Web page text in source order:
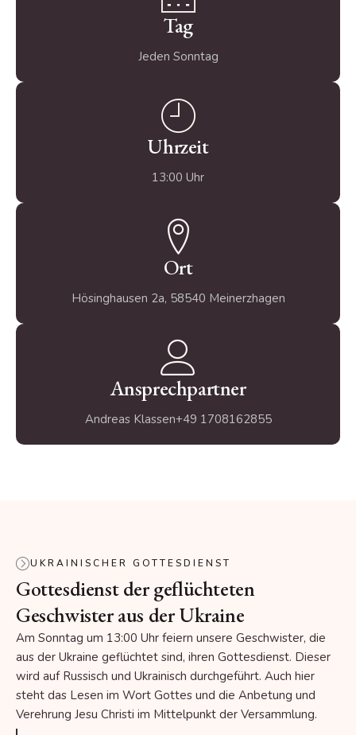
Tag
Jeden Sonntag
Uhrzeit
13:00 Uhr
Ort
Hösinghausen 2a, 58540 Meinerzhagen
Ansprechpartner
Andreas Klassen+49 1708162855
UKRAINISCHER GOTTESDIENST
Gottesdienst der geflüchteten
Geschwister aus der Ukraine
Am Sonntag um 13:00 Uhr feiern unsere Geschwister, die
aus der Ukraine geflüchtet sind, ihren Gottesdienst. Dieser
wird auf Russisch und Ukrainisch durchgeführt. Auch hier
steht das Lesen im Wort Gottes und die Anbetung und
Verehrung Jesu Christi im Mittelpunkt der Versammlung.